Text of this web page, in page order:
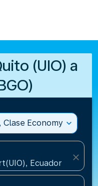
(UIO) a
Clase Economy expand_more
Ecuador
close